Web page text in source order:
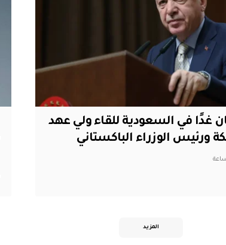
غدًا في السعودية للقاء ولي عهد
ورئيس الوزراء الباكستاني
المزيد